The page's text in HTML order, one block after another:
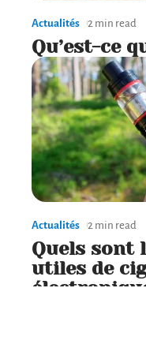
Actualités 2 min read
Qu’est-ce
Actualités 2 min read
Quels sont
utiles de